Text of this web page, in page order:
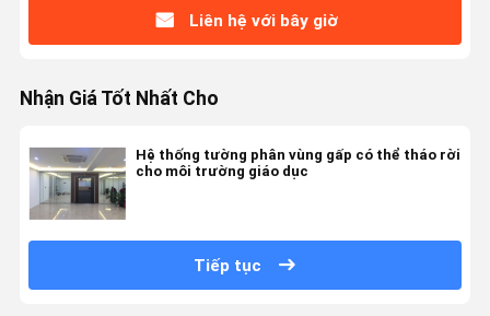
Liên hệ với bây giờ
Nhận Giá Tốt Nhất Cho
Hệ thống tường phân vùng gấp có thể tháo rời
cho môi trường giáo dục
Tiếp tục